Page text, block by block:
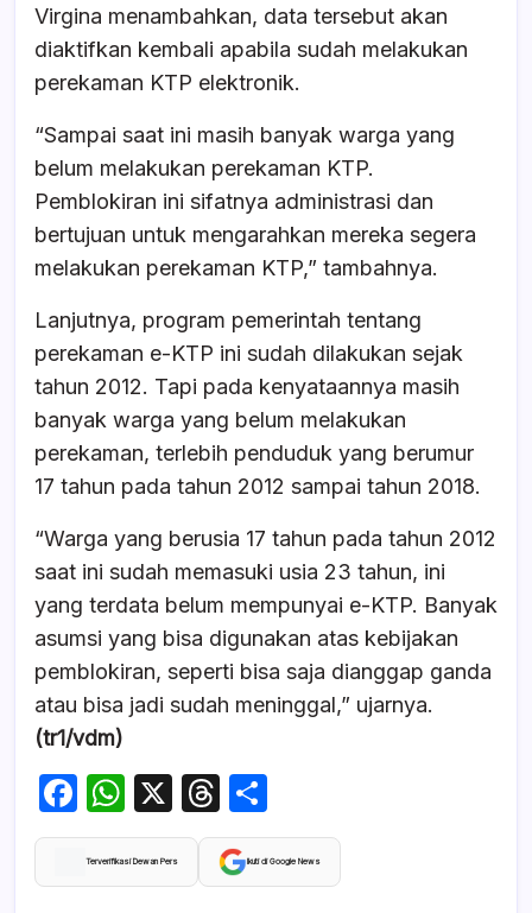
Virgina menambahkan, data tersebut akan
diaktifkan kembali apabila sudah melakukan
perekaman KTP elektronik.
“Sampai saat ini masih banyak warga yang
belum melakukan perekaman KTP.
Pemblokiran ini sifatnya administrasi dan
bertujuan untuk mengarahkan mereka segera
melakukan perekaman KTP,” tambahnya.
Lanjutnya, program pemerintah tentang
perekaman e-KTP ini sudah dilakukan sejak
tahun 2012. Tapi pada kenyataannya masih
banyak warga yang belum melakukan
perekaman, terlebih penduduk yang berumur
17 tahun pada tahun 2012 sampai tahun 2018.
“Warga yang berusia 17 tahun pada tahun 2012
saat ini sudah memasuki usia 23 tahun, ini
yang terdata belum mempunyai e-KTP. Banyak
asumsi yang bisa digunakan atas kebijakan
pemblokiran, seperti bisa saja dianggap ganda
atau bisa jadi sudah meninggal,” ujarnya.
(tr1/vdm)
F
a
c
W
h
at
X
T
hr
e
h
ar
Terverifikasi Dewan Pers Ikuti di Google News